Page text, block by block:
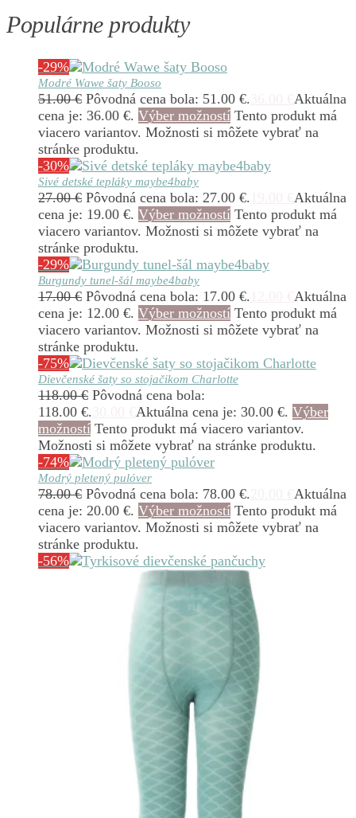
Populárne produkty
-29%
Modré Wawe šaty Booso
51.00€ Pôvodná cena bola: 51.00 €.
Aktuálna
cena je: 36.00 €. Výber možností Tento produkt má
viacero variantov. Možnosti si môžete vybrať na
stránke produktu.
-30%
Sivé detské tepláky maybe4baby
27.00€ Pôvodná cena bola: 27.00 €.
Aktuálna
cena je: 19.00 €. Výber možností Tento produkt má
viacero variantov. Možnosti si môžete vybrať na
stránke produktu.
-29%
Burgundy tunel-šál maybe4baby
17.00€ Pôvodná cena bola: 17.00 €.
Aktuálna
cena je: 12.00 €. Výber možností Tento produkt má
viacero variantov. Možnosti si môžete vybrať na
stránke produktu.
-75%
Dievčenské šaty so stojačikom Charlotte
118.00€ Pôvodná cena bola:
118.00 €.
Aktuálna cena je: 30.00 €. Výber
možností Tento produkt má viacero variantov.
Možnosti si môžete vybrať na stránke produktu.
-74%
Modrý pletený pulóver
78.00€ Pôvodná cena bola: 78.00 €.
Aktuálna
cena je: 20.00 €. Výber možností Tento produkt má
viacero variantov. Možnosti si môžete vybrať na
stránke produktu.
-56%